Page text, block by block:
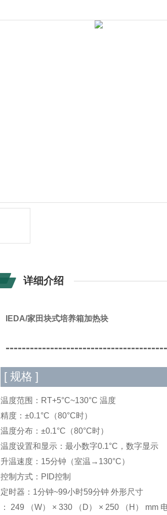
详细介绍
IEDA/家田块式培养箱加热块
[ 规格 ]
温度范围：RT+5°C~130°C 温度
精度：±0.1°C（80°C时）
温度分布：±0.1°C（80°C时）
温度设置和显示：最小数字0.1°C，数字显示
升温速度：15分钟（室温→130°C）
控制方式：PID控制
定时器：1分钟~99小时59分钟 外形尺寸
： 249 （W） × 330 （D） × 250 （H） mm